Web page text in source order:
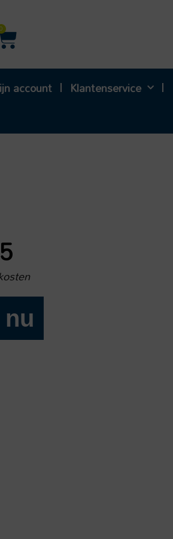
account
Klantenservice
nu